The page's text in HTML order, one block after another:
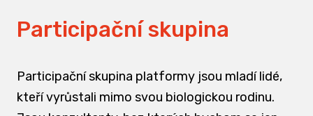
Participační skupina
Participační skupina platformy jsou mladí lidé,
kteří vyrůstali mimo svou biologickou rodinu.